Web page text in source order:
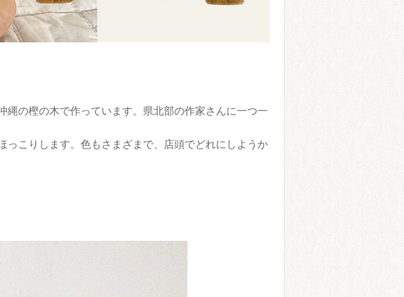
の樫の木で作っています。県北部の作家さんに一つ一
っこりします。色もさまざまで、店頭でどれにしようか